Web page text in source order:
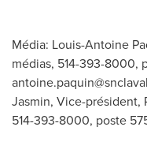
Média: Louis-Antoine
médias, 514-393-8000,
Jasmin, Vice-président,
514-393-8000, poste